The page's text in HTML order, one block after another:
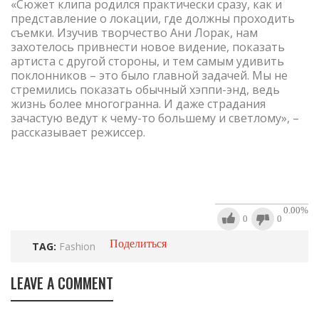
«Сюжет клипа родился практически сразу, как и
представление о локации, где должны проходить
съемки. Изучив творчество Ани Лорак, нам
захотелось привнести новое видение, показать
артиста с другой стороны, и тем самым удивить
поклонников – это было главной задачей. Мы не
стремились показать обычный хэппи-энд, ведь
жизнь более многогранна. И даже страдания
зачастую ведут к чему-то большему и светлому», –
рассказывает режиссер.
0.00%
0
0
TAG: Fashion Поделиться
LEAVE A COMMENT